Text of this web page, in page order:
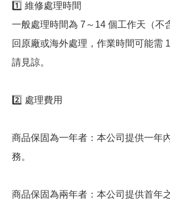
1️⃣ 維修處理時間
一般處理時間為 7～14 個工作天（不
回原廠或海外處理，作業時間可能需
請見諒。
2️⃣ 處理費用
商品保固為一年者：本公司提供一年
務。
商品保固為兩年者：本公司提供首年